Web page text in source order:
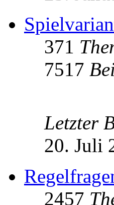
371
7517
Letzter
20. Juli
2457